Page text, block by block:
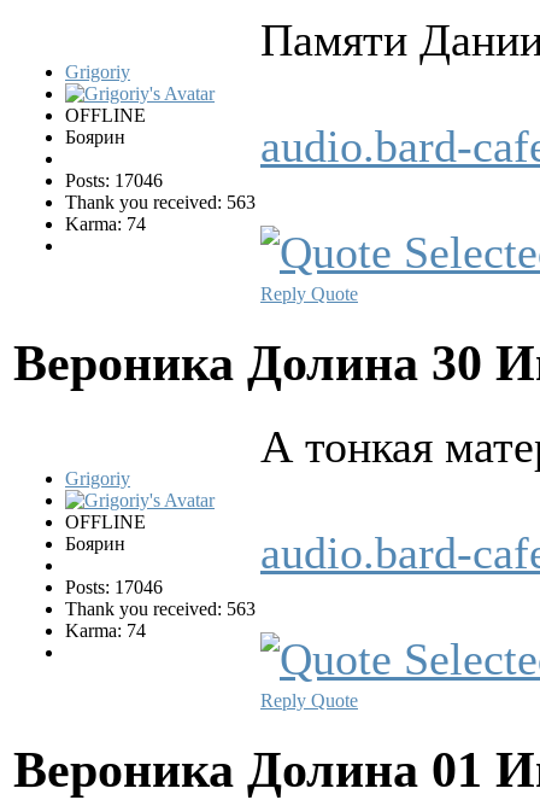
Grigoriy
OFFLINE
Боярин
Posts: 17046
Thank you received: 563
Karma: 74
Памяти
audio.bard-
Reply Quote
Вероника Долина 30
Grigoriy
OFFLINE
Боярин
Posts: 17046
Thank you received: 563
Karma: 74
А тонкая
audio.bard-
Reply Quote
Вероника Долина 01